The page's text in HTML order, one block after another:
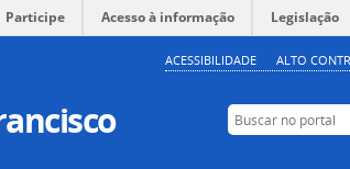
Participe Acesso à informação Legislação
ACESSIBILIDADE ALTO
Buscar no portal